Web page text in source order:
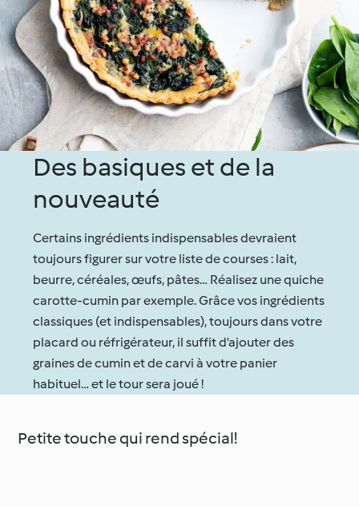
Des basiques et de la
nouveauté
Certains ingrédients indispensables devraient
toujours figurer sur votre liste de courses : lait,
beurre, céréales, œufs, pâtes… Réalisez une quiche
carotte-cumin par exemple. Grâce vos ingrédients
classiques (et indispensables), toujours dans votre
placard ou réfrigérateur, il suffit d’ajouter des
graines de cumin et de carvi à votre panier
habituel… et le tour sera joué !
Petite touche qui rend spécial!